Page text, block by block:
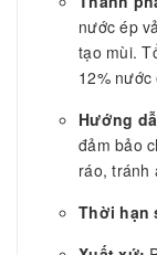
nước ép
tạo mùi.
12%
Hướng
đảm bảo
ráo, tránh
Thời hạn